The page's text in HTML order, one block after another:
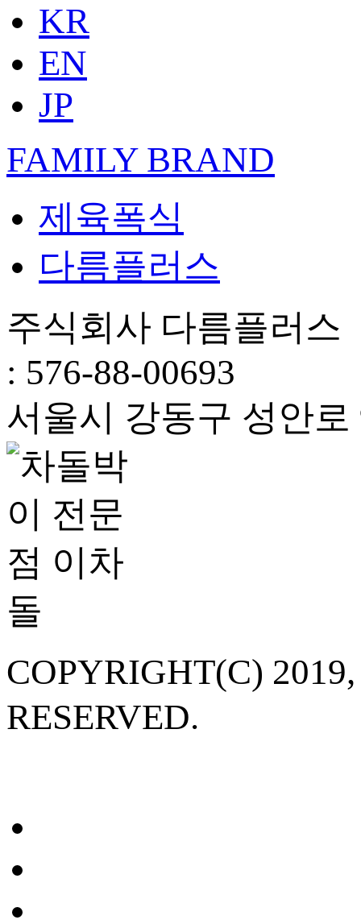
KR
EN
JP
FAMILY BRAND
제육폭식
다름플러스
주식회사 다름플러
: 576-88-00693
서울시 강동구 성안
COPYRIGHT(C)
RESERVED.